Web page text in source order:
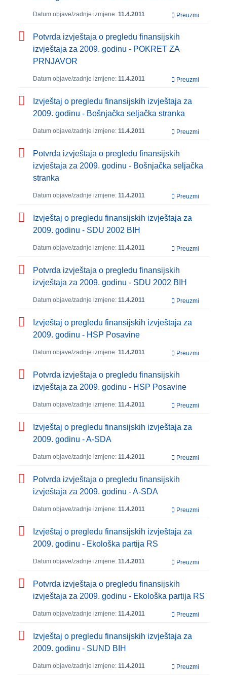
Datum objave/zadnje izmjene: 11.4.2011 Preuzmi
Potvrda izvještaja o pregledu finansijskih
izvještaja za 2009. godinu - POKRET ZA
PRNJAVOR
Datum objave/zadnje izmjene: 11.4.2011 Preuzmi
Izvještaj o pregledu finansijskih izvještaja za
2009. godinu - Bošnjačka seljačka stranka
Datum objave/zadnje izmjene: 11.4.2011 Preuzmi
Potvrda izvještaja o pregledu finansijskih
izvještaja za 2009. godinu - Bošnjačka seljačka
stranka
Datum objave/zadnje izmjene: 11.4.2011 Preuzmi
Izvještaj o pregledu finansijskih izvještaja za
2009. godinu - SDU 2002 BIH
Datum objave/zadnje izmjene: 11.4.2011 Preuzmi
Potvrda izvještaja o pregledu finansijskih
izvještaja za 2009. godinu - SDU 2002 BIH
Datum objave/zadnje izmjene: 11.4.2011 Preuzmi
Izvještaj o pregledu finansijskih izvještaja za
2009. godinu - HSP Posavine
Datum objave/zadnje izmjene: 11.4.2011 Preuzmi
Potvrda izvještaja o pregledu finansijskih
izvještaja za 2009. godinu - HSP Posavine
Datum objave/zadnje izmjene: 11.4.2011 Preuzmi
Izvještaj o pregledu finansijskih izvještaja za
2009. godinu - A-SDA
Datum objave/zadnje izmjene: 11.4.2011 Preuzmi
Potvrda izvještaja o pregledu finansijskih
izvještaja za 2009. godinu - A-SDA
Datum objave/zadnje izmjene: 11.4.2011 Preuzmi
Izvještaj o pregledu finansijskih izvještaja za
2009. godinu - Ekološka partija RS
Datum objave/zadnje izmjene: 11.4.2011 Preuzmi
Potvrda izvještaja o pregledu finansijskih
izvještaja za 2009. godinu - Ekološka partija RS
Datum objave/zadnje izmjene: 11.4.2011 Preuzmi
Izvještaj o pregledu finansijskih izvještaja za
2009. godinu - SUND BIH
Datum objave/zadnje izmjene: 11.4.2011 Preuzmi